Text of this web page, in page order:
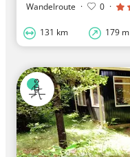
Wandelroute · 0 ·
131 km 179 m